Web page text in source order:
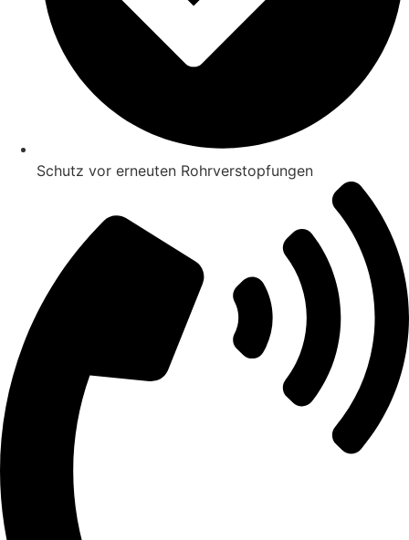
Schutz vor erneuten Rohrverstopfungen